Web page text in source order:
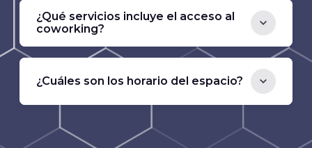
¿Qué servicios incluye el acceso al
coworking?
¿Cuáles son los horario del espacio?